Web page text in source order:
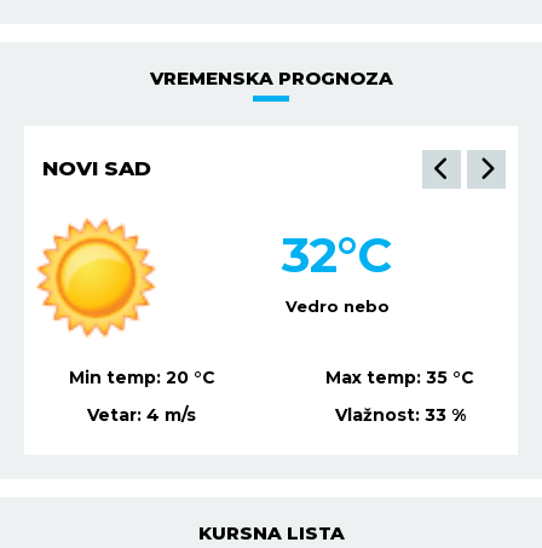
VREMENSKA PROGNOZA
NIŠ
Vedro nebo
35°C
Min temp:22 °C Max temp: 36 °C
Vetar:7 m/s Vlažnost: 29 %
KURSNA LISTA